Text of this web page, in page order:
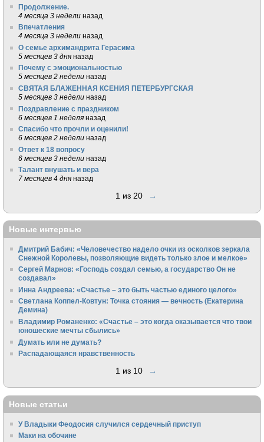
Продолжение.
4 месяца 3 недели назад
Впечатления
4 месяца 3 недели назад
О семье архимандрита Герасима
5 месяцев 3 дня назад
Почему с эмоциональностью
5 месяцев 2 недели назад
СВЯТАЯ БЛАЖЕННАЯ КСЕНИЯ ПЕТЕРБУРГСКАЯ
5 месяцев 3 недели назад
Поздравление с праздником
6 месяцев 1 неделя назад
Спасибо что прочли и оценили!
6 месяцев 2 недели назад
Ответ к 18 вопросу
6 месяцев 3 недели назад
Талант внушать и вера
7 месяцев 4 дня назад
1 из 20 →
Новые интервью
Дмитрий Бабич: «Человечество надело очки из осколков зеркала
Снежной Королевы, позволяющие видеть только злое и мелкое»
Сергей Марнов: «Господь создал семью, а государство Он не
создавал»
Инна Андреева: «Счастье – это быть частью единого целого»
Светлана Коппел-Ковтун: Точка стояния — вечность (Екатерина
Демина)
Владимир Романенко: «Счастье – это когда оказывается что твои
юношеские мечты сбылись»
Думать или не думать?
Распадающаяся нравственность
1 из 10 →
Новые статьи
У Владыки Феодосия случился сердечный приступ
Маки на обочине